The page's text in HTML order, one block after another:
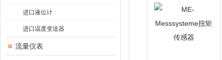
进口液位计
进口温度变送器
流量仪表